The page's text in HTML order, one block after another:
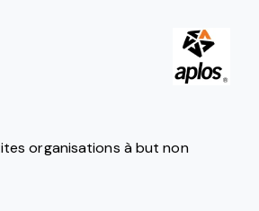
organisations à but non